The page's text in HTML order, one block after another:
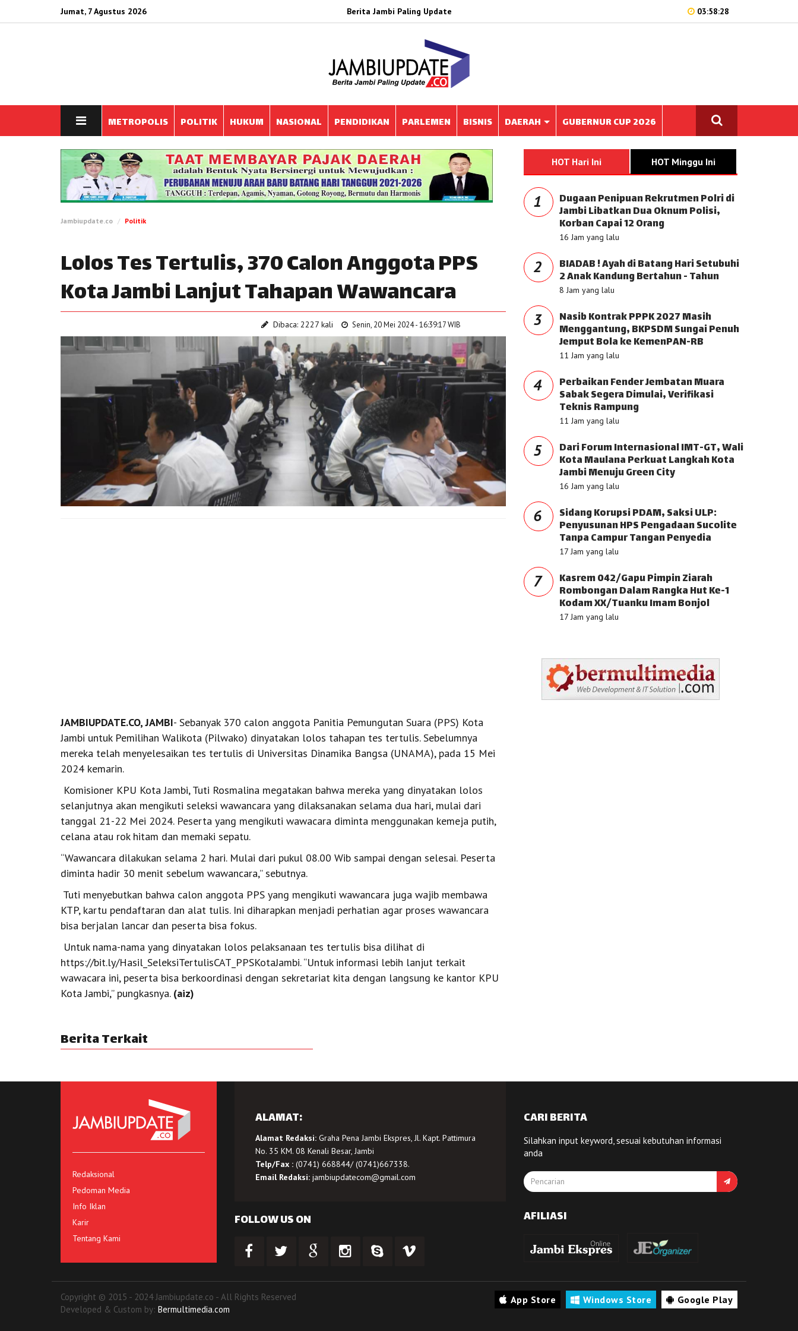
Jumat, 7 Agustus 2026 Berita Jambi Paling Update 03:58:28
METROPOLIS POLITIK HUKUM NASIONAL PENDIDIKAN PARLEMEN BISNIS DAERAH GUBERNUR CUP 2026
Jambiupdate.co Politik
Lolos Tes Tertulis, 370 Calon Anggota PPS
Kota Jambi Lanjut Tahapan Wawancara
Dibaca: 2227 kali Senin, 20 Mei 2024 - 16:39:17 WIB
JAMBIUPDATE.CO, JAMBI- Sebanyak 370 calon anggota Panitia Pemungutan Suara (PPS) Kota
Jambi untuk Pemilihan Walikota (Pilwako) dinyatakan lolos tahapan tes tertulis. Sebelumnya
mereka telah menyelesaikan tes tertulis di Universitas Dinamika Bangsa (UNAMA), pada 15 Mei
2024 kemarin.
Komisioner KPU Kota Jambi, Tuti Rosmalina megatakan bahwa mereka yang dinyatakan lolos
selanjutnya akan mengikuti seleksi wawancara yang dilaksanakan selama dua hari, mulai dari
tanggal 21-22 Mei 2024. Peserta yang mengikuti wawacara diminta menggunakan kemeja putih,
celana atau rok hitam dan memaki sepatu.
“Wawancara dilakukan selama 2 hari. Mulai dari pukul 08.00 Wib sampai dengan selesai. Peserta
diminta hadir 30 menit sebelum wawancara,” sebutnya.
Tuti menyebutkan bahwa calon anggota PPS yang mengikuti wawancara juga wajib membawa
KTP, kartu pendaftaran dan alat tulis. Ini diharapkan menjadi perhatian agar proses wawancara
bisa berjalan lancar dan peserta bisa fokus.
Untuk nama-nama yang dinyatakan lolos pelaksanaan tes tertulis bisa dilihat di
https://bit.ly/Hasil_SeleksiTertulisCAT_PPSKotaJambi. “Untuk informasi lebih lanjut terkait
wawacara ini, peserta bisa berkoordinasi dengan sekretariat kita dengan langsung ke kantor KPU
Kota Jambi,” pungkasnya. (aiz)
Berita Terkait
HOT Hari Ini HOT Minggu Ini
1 Dugaan Penipuan Rekrutmen Polri di
Jambi Libatkan Dua Oknum Polisi,
Korban Capai 12 Orang
16 Jam yang lalu
2 BIADAB ! Ayah di Batang Hari Setubuhi
2 Anak Kandung Bertahun - Tahun
8 Jam yang lalu
3 Nasib Kontrak PPPK 2027 Masih
Menggantung, BKPSDM Sungai Penuh
Jemput Bola ke KemenPAN-RB
11 Jam yang lalu
4 Perbaikan Fender Jembatan Muara
Sabak Segera Dimulai, Verifikasi
Teknis Rampung
11 Jam yang lalu
5 Dari Forum Internasional IMT-GT, Wali
Kota Maulana Perkuat Langkah Kota
Jambi Menuju Green City
16 Jam yang lalu
6 Sidang Korupsi PDAM, Saksi ULP:
Penyusunan HPS Pengadaan Sucolite
Tanpa Campur Tangan Penyedia
17 Jam yang lalu
7 Kasrem 042/Gapu Pimpin Ziarah
Rombongan Dalam Rangka Hut Ke-1
Kodam XX/Tuanku Imam Bonjol
17 Jam yang lalu
Redaksional
Pedoman Media
Info Iklan
Karir
Tentang Kami
ALAMAT:
Alamat Redaksi:Graha Pena Jambi Ekspres, Jl. Kapt. Pattimura
No. 35 KM. 08 Kenali Besar, Jambi
Telp/Fax :(0741) 668844/ (0741)667338.
Email Redaksi: jambiupdatecom@gmail.com
FOLLOW US ON
CARI BERITA
Silahkan input keyword, sesuai kebutuhan informasi
anda
AFILIASI
Copyright © 2015 - 2024 Jambiupdate.co - All Rights Reserved
Developed & Custom by: Bermultimedia.com
App Store Windows Store Google Play